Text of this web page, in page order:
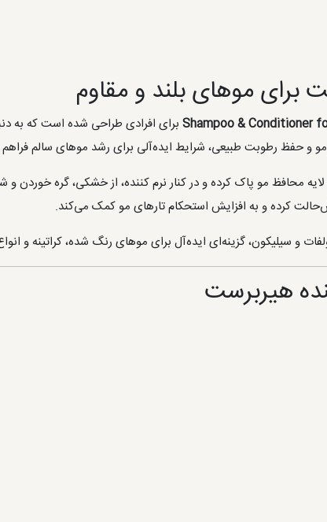
برای موهای بلند و مقاوم
Shampoo & Conditionerبرای افرادی طراحی شده است که به
و حفظ رطوبت طبیعی، شرایط ایده‌آلی برای رشد موهای سالم
محافظ مو پاک کرده و در کنار نرم کننده، از خشکی، گره خوردن
کرده و به افزایش استحکام تارهای مو کمک می‌کند.
و سیلیکون، گزینه‌ای ایده‌آل برای موهای رنگ شده، کراتینه و
هیربرست